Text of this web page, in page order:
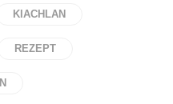
KIACHLAN
REZEPT